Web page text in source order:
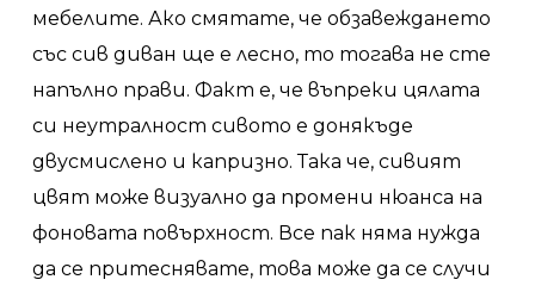
мебелите. Ако смятате, че обзавеждането
със сив диван ще е лесно, то тогава не сте
напълно прави. Факт е, че въпреки цялата
си неутралност сивото е донякъде
двусмислено и капризно. Така че, сивият
цвят може визуално да промени нюанса на
фоновата повърхност. Все пак няма нужда
да се притеснявате, това може да се случи